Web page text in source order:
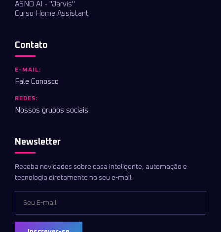
ASNO AI - "Jarvis"
Curso Home Assistant
Contato
E-MAIL:
Fale Conosco
REDES:
Nossos grupos sociais
Newsletter
Receba novidades sobre casa inteligente, automação e
tecnologia diretamente no seu e-mail.